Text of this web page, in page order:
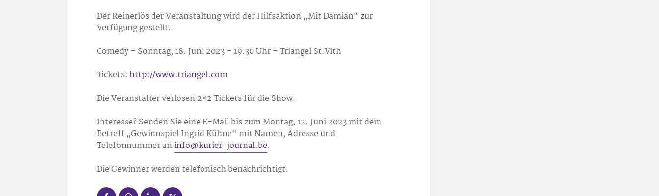
Der Reinerlös der Veranstaltung wird der Hilfsaktion „Mit Damian“ zur
Verfügung gestellt.
Comedy – Sonntag, 18. Juni 2023 – 19.30 Uhr – Triangel St.Vith
Tickets: http://www.triangel.com
Die Veranstalter verlosen 2×2 Tickets für die Show.
Interesse? Senden Sie eine E-Mail bis zum Montag, 12. Juni 2023 mit dem
Betreff „Gewinnspiel Ingrid Kühne“ mit Namen, Adresse und
Telefonnummer aninfo@kurier-journal.be.
Die Gewinner werden telefonisch benachrichtigt.